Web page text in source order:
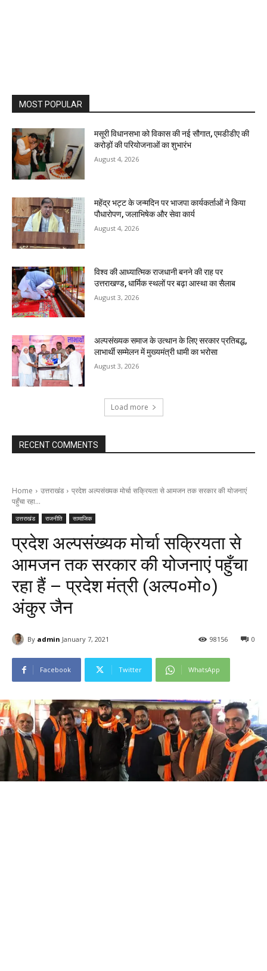
MOST POPULAR
मसूरी विधानसभा को विकास की नई सौगात, एमडीडीए की
करोड़ों की परियोजनाओं का शुभारंभ
August 4, 2026
महेंद्र भट्ट के जन्मदिन पर भाजपा कार्यकर्ताओं ने किया
पौधारोपण, जलाभिषेक और सेवा कार्य
August 4, 2026
विश्व की आध्यात्मिक राजधानी बनने की राह पर
उत्तराखण्ड, धार्मिक स्थलों पर बढ़ा आस्था का सैलाब
August 3, 2026
अल्पसंख्यक समाज के उत्थान के लिए सरकार प्रतिबद्ध,
लाभार्थी सम्मेलन में मुख्यमंत्री धामी का भरोसा
August 3, 2026
Load more
RECENT COMMENTS